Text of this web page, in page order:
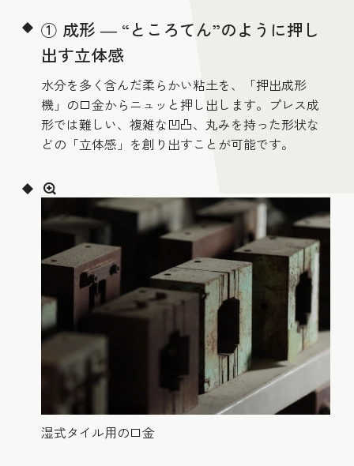
① 成形 ― “ところてん”のように押し
出す立体感
水分を多く含んだ柔らかい粘土を、「押出成形
機」の口金からニュッと押し出します。プレス成
形では難しい、複雑な凹凸、丸みを持った形状な
どの「立体感」を創り出すことが可能です。
湿式タイル用の口金